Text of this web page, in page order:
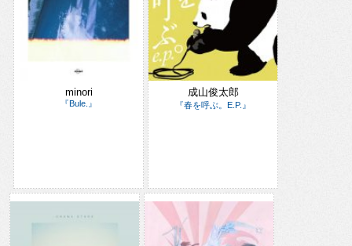
minori
『Bule.』
成山俊太郎
『春を呼ぶ。E.P.』